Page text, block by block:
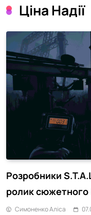
Ціна Надії
Розробники
ролик сюжетного
Симоненко Аліса